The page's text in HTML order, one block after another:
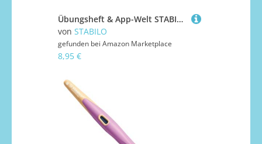
Übungsheft & App-Welt STABILO Bolly – Familie & Freunde – Passend zu smartem Schreiblern-Stift LUNIS Graph
von STABILO
gefunden bei Amazon Marketplace
8,95 €